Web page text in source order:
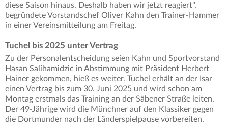
diese Saison hinaus. Deshalb haben wir jetzt reagiert",
begründete Vorstandschef Oliver Kahn den Trainer-Hammer
in einer Vereinsmitteilung am Freitag.
Tuchel bis 2025 unter Vertrag
Zu der Personalentscheidung seien Kahn und Sportvorstand
Hasan Salihamidzic in Abstimmung mit Präsident Herbert
Hainer gekommen, hieß es weiter. Tuchel erhält an der Isar
einen Vertrag bis zum 30. Juni 2025 und wird schon am
Montag erstmals das Training an der Säbener Straße leiten.
Der 49-Jährige wird die Münchner auf den Klassiker gegen
die Dortmunder nach der Länderspielpause vorbereiten.